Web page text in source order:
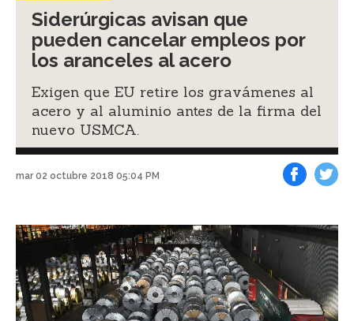
Siderúrgicas avisan que
pueden cancelar empleos por
los aranceles al acero
Exigen que EU retire los gravámenes al
acero y al aluminio antes de la firma del
nuevo USMCA.
mar 02 octubre 2018 05:04 PM